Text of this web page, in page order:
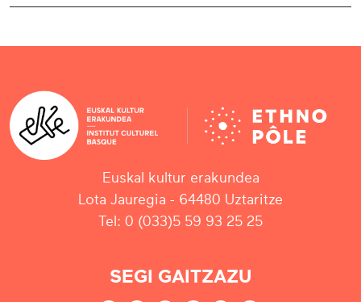
Euskal kultur erakundea
Lota Jauregia - 64480 Uztaritze
Tel: 0 (033)5 59 93 25 25
SEGI GAITZAZU